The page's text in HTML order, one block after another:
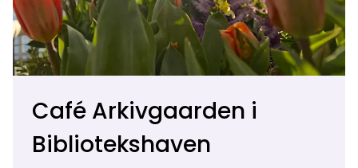
Café Arkivgaarden i
Bibliotekshaven